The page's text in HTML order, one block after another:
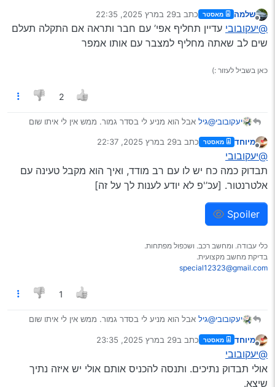
תבדוק מצבר
אאוטלנדר
על המצבר
שלמה מאסטר כתב ב29 במרץ 2025, 22:35
נערך לאחרונה על ידי
@יעקובובי עדיין תחליף אפי’ עם חבר ותראה אם התקלה תעלם
שים לב שאתה מחליף למצבר עם אותו אמפר
כאן בשביל לעזור :)
2
יעקובובי@גיל אבל הוא מניע לי בסדר גמור. ממש אין לי איתו שום
מיוחד מאסטר כתב ב29 במרץ 2025, 22:37
נערך לאחרונה על ידי
@יעקובובי
תבדוק כמה כח יש לו עם רב מודד, ואיך הוא מקבל טעינה עם
אלטרנטור. [עכ’'פ לא יודע לענות לך על זה]
Spoiler
כלי עבודה. ומחשב רכב. ושכפול מפתחות.
בדיקת מחשב מקצועית.
special12323@gmail.com
1
יעקובובי@גיל אבל הוא מניע לי בסדר גמור. ממש אין לי איתו שום
מנותק
מיוחד מאסטר כתב ב29 במרץ 2025, 23:35
נערך לאחרונה על ידי
@יעקובובי
אולי תבדוק נתיכים. ותנסה להכניס אותם אולי יש איזה נתיך
שיצא.